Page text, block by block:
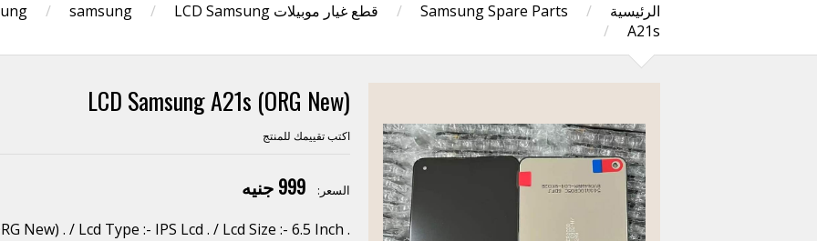
الرئيسية /
Samsung Spare Parts
/ قطع غيار موبيلات Samsung / samsung /
LCD Samsung
A21s
/
LCD Samsung A21s (ORG New)
اكتب تقييمك للمنتج
السعر: 999 جنيه
New) . / Lcd Type :- IPS Lcd . / Lcd Size :- 6.5 Inch .